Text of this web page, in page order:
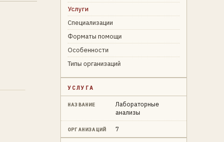
Услуги
Специализации
Форматы помощи
Особенности
Типы организаций
УСЛУГА
НАЗВАНИЕ
Лабораторные
анализы
ОРГАНИЗАЦИЙ 7